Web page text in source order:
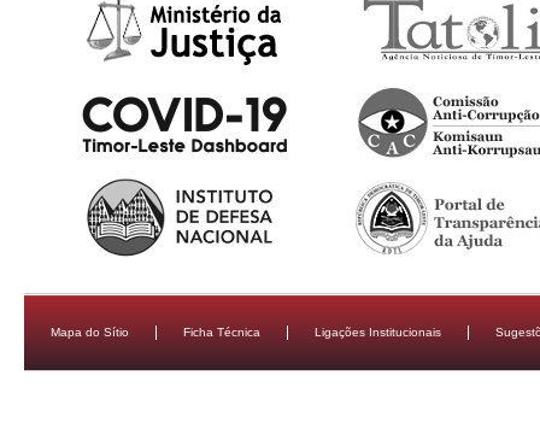
Mapa do Sítio Ficha Técnica Ligações Institucionais